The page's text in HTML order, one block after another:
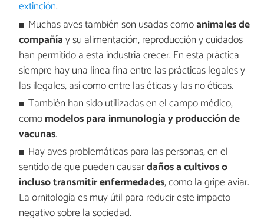
extinción.
Muchas aves también son usadas comoanimales de
compañíay su alimentación, reproducción y cuidados
han permitido a esta industria crecer. En esta práctica
siempre hay una línea fina entre las prácticas legales y
las ilegales, así como entre las éticas y las no éticas.
También han sido utilizadas en el campo médico,
comomodelos para inmunología y producción de
vacunas.
Hay aves problemáticas para las personas, en el
sentido de que pueden causardaños a cultivos o
incluso transmitir enfermedades, como la gripe aviar.
La ornitología es muy útil para reducir este impacto
negativo sobre la sociedad.